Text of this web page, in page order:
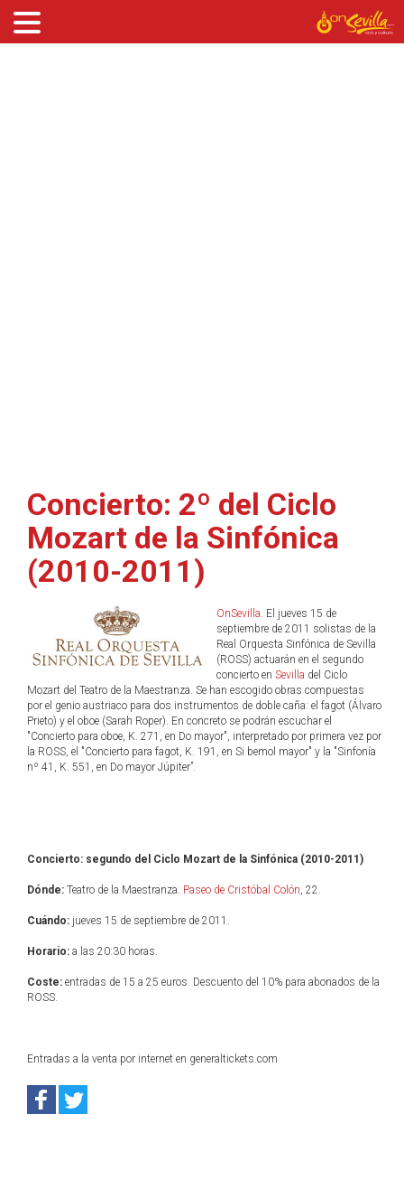
Concierto: 2º del Ciclo
Mozart de la Sinfónica
(2010-2011)
OnSevilla. El jueves 15 de
septiembre de 2011 solistas de la
Real Orquesta Sinfónica de Sevilla
(ROSS) actuarán en el segundo
concierto en Sevilla del Ciclo
Mozart del Teatro de la Maestranza. Se han escogido obras compuestas
por el genio austriaco para dos instrumentos de doble caña: el fagot (Álvaro
Prieto) y el oboe (Sarah Roper). En concreto se podrán escuchar el
"Concierto para oboe, K. 271, en Do mayor", interpretado por primera vez por
la ROSS, el "Concierto para fagot, K. 191, en Si bemol mayor" y la "Sinfonía
nº 41, K. 551, en Do mayor Júpiter”.
Concierto: segundo del Ciclo Mozart de la Sinfónica (2010-2011)
Dónde: Teatro de la Maestranza. Paseo de Cristóbal Colón, 22.
Cuándo: jueves 15 de septiembre de 2011.
Horario: a las 20:30 horas.
Coste: entradas de 15 a 25 euros. Descuento del 10% para abonados de la
ROSS.
Entradas a la venta por internet en generaltickets.com